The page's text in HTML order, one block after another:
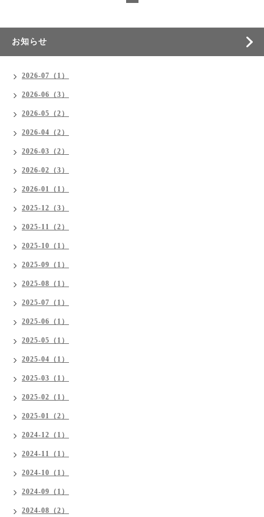
お知らせ
2026-07（1）
2026-06（3）
2026-05（2）
2026-04（2）
2026-03（2）
2026-02（3）
2026-01（1）
2025-12（3）
2025-11（2）
2025-10（1）
2025-09（1）
2025-08（1）
2025-07（1）
2025-06（1）
2025-05（1）
2025-04（1）
2025-03（1）
2025-02（1）
2025-01（2）
2024-12（1）
2024-11（1）
2024-10（1）
2024-09（1）
2024-08（2）